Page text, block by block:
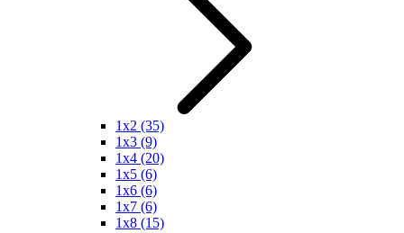
1x2 (35)
1x3 (9)
1x4 (20)
1x5 (6)
1x6 (6)
1x7 (6)
1x8 (15)